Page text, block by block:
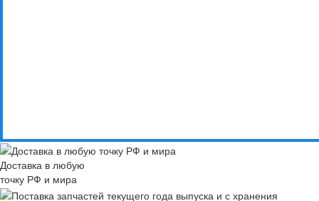
Доставка в любую
точку РФ и мира